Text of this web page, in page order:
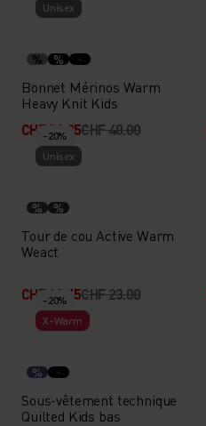
Unisex
% %
Bonnet Mérinos Warm
Heavy Knit Kids
CHF 31.95CHF 40.00
-20%
Unisex
% %
Tour de cou Active Warm
Weact
CHF 18.45CHF 23.00
-20%
X-Warm
%
Sous-vêtement technique
Quilted Kids bas